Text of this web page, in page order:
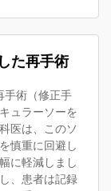
た再手術
手術（修正手
ュラーソーを
医は、このソ
慎重に回避し
に軽減しまし
、患者は記録